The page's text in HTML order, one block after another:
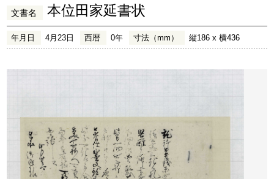
文書名 本位田家延書状
年月日 4月23日 西暦 0年 寸法（mm） 縦186 x 横436